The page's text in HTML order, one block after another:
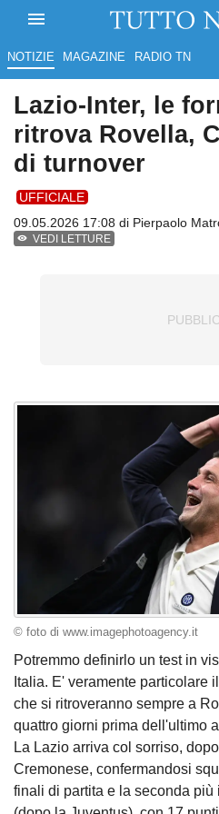
NOTIZIE MAGAZINE RADIO TN
Lazio-Inter, le
ritrova Rovella,
di turnover
UFFICIALE
09.05.2026 17:08 di Pierpaolo
VEDI LETTURE
© foto di www.imagephotoagency.it
Potremmo definirlo un test in
Italia. E' veramente particolare
che si ritroveranno sempre a
quattro giorni prima dell'ultimo
La Lazio arriva col sorriso,
Cremonese, confermandosi
finali di partita e la seconda più